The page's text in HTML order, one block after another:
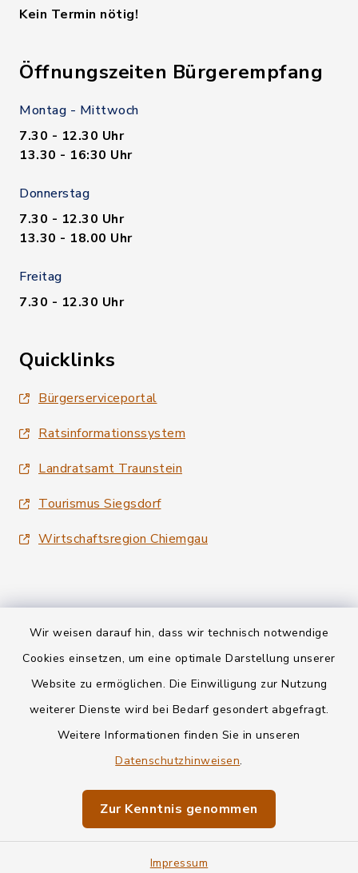
Wir weisen darauf hin, dass wir technisch notwendige
Cookies einsetzen, um eine optimale Darstellung unserer
Website zu ermöglichen. Die Einwilligung zur Nutzung
weiterer Dienste wird bei Bedarf gesondert abgefragt.
Weitere Informationen finden Sie in unseren
Datenschutzhinweisen.
Zur Kenntnis genommen
Impressum
Kein Termin nötig!
Öffnungszeiten Bürgerempfang
Montag - Mittwoch
7.30 - 12.30 Uhr
13.30 - 16:30 Uhr
Donnerstag
7.30 - 12.30 Uhr
13.30 - 18.00 Uhr
Freitag
7.30 - 12.30 Uhr
Quicklinks
Bürgerserviceportal
Ratsinformationssystem
Landratsamt Traunstein
Tourismus Siegsdorf
Wirtschaftsregion Chiemgau
Kontakt
Informationspflichten
Impressum
Sitemap